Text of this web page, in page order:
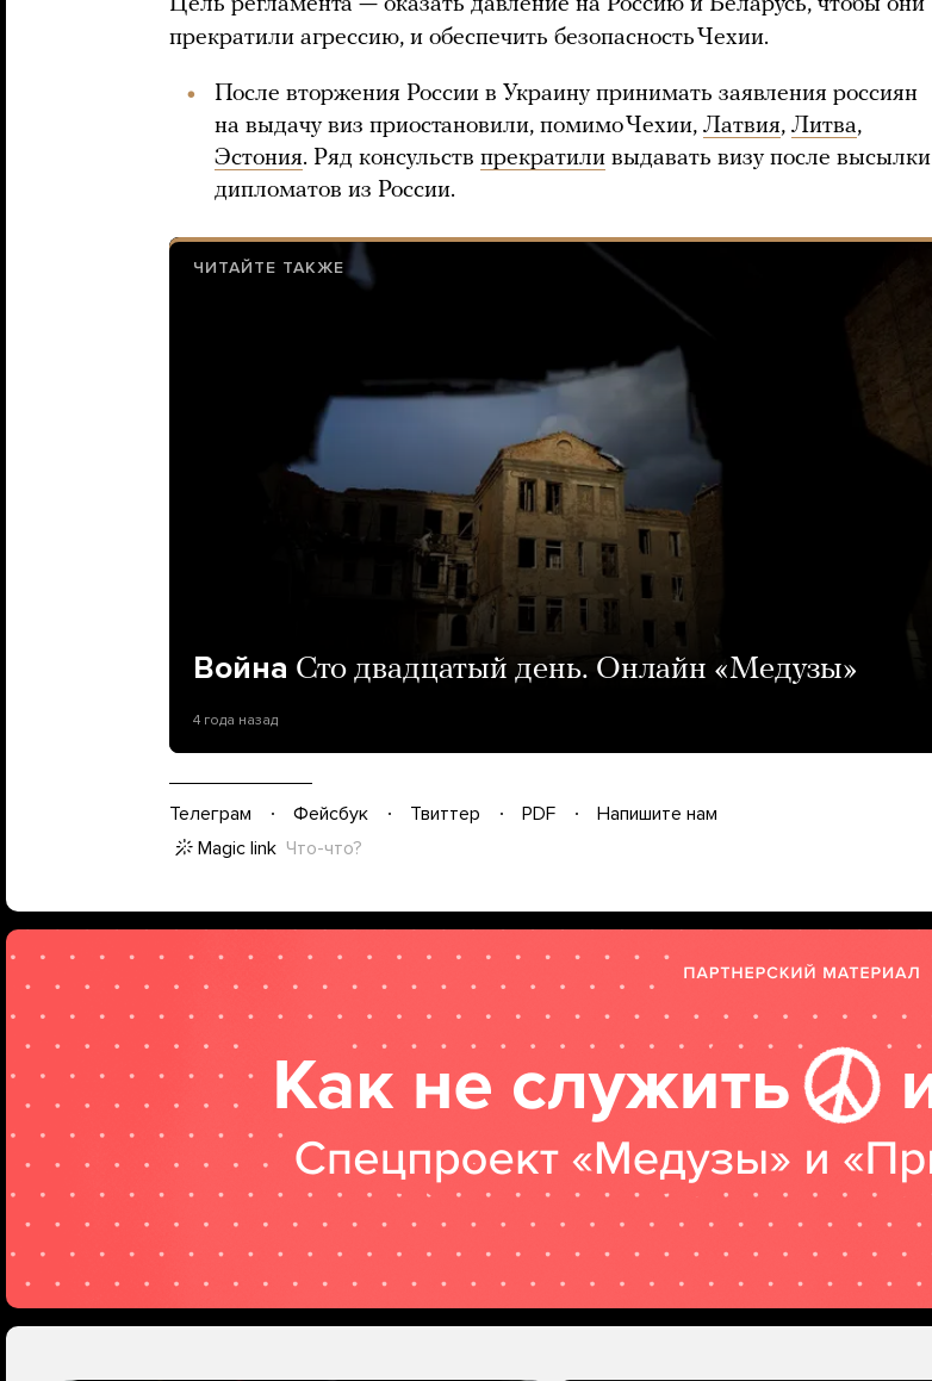
Цель регламента — оказать давление на Россию и Беларусь, чтобы они
прекратили агрессию, и обеспечить безопасность Чехии.
После вторжения России в Украину принимать заявления россиян
на выдачу виз приостановили, помимо Чехии, Латвия, Литва,
Эстония. Ряд консульств прекратили выдавать визу после высылки
дипломатов из России.
ЧИТАЙТЕ ТАКЖЕ
Война Сто двадцатый день. Онлайн «Медузы»
4 года назад
Телеграм Фейсбук Твиттер PDF
Напишите нам
Magic link Что-что?